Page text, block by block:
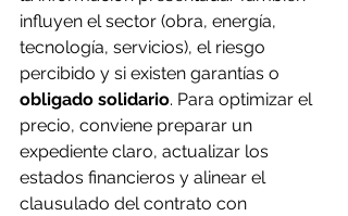
influyen el sector (obra, energía,
tecnología, servicios), el riesgo
percibido y si existen garantías o
obligado solidario. Para optimizar el
precio, conviene preparar un
expediente claro, actualizar los
estados financieros y alinear el
clausulado del contrato con